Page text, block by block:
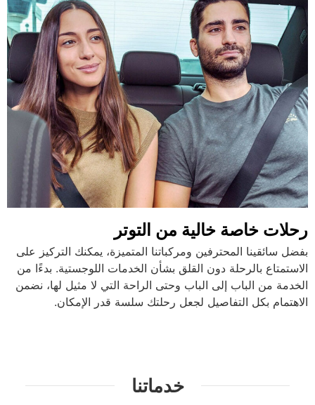
رحلات خاصة خالية من التوتر
بفضل سائقينا المحترفين ومركباتنا المتميزة، يمكنك التركيز على
الاستمتاع بالرحلة دون القلق بشأن الخدمات اللوجستية. بدءًا من
الخدمة من الباب إلى الباب وحتى الراحة التي لا مثيل لها، نضمن
الاهتمام بكل التفاصيل لجعل رحلتك سلسة قدر الإمكان.
خدماتنا